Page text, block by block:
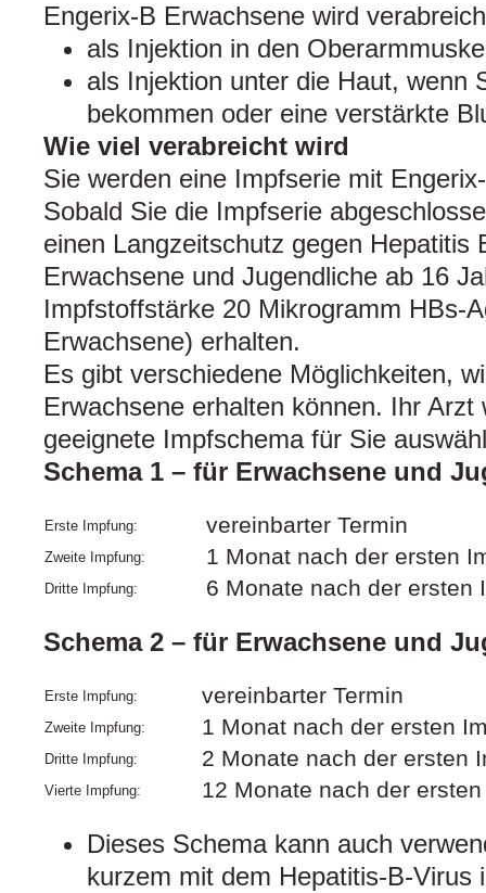
Engerix-B Erwachsene wird
als Injektion in den
als Injektion unter die Haut, wenn
bekommen oder eine verstärkte
Wie viel verabreicht wird
Sie werden eine Impfserie mit
Sobald Sie die Impfserie
einen Langzeitschutz gegen Hepatitis
Erwachsene und Jugendliche ab 16
Impfstoffstärke 20 Mikrogramm HBs-
Erwachsene) erhalten.
Es gibt verschiedene Möglichkeiten,
Erwachsene erhalten können. Ihr Arzt
geeignete Impfschema für Sie
Schema 1 – für Erwachsene und
Erste Impfung: vereinbarter Termin
Zweite Impfung: 1 Monat nach der ersten
Dritte Impfung: 6 Monate nach der ersten
Schema 2 – für Erwachsene und
Erste Impfung: vereinbarter Termin
Zweite Impfung: 1 Monat nach der ersten
Dritte Impfung: 2 Monate nach der ersten
Vierte Impfung: 12 Monate nach der
Dieses Schema kann auch
kurzem mit dem Hepatitis-B-Virus